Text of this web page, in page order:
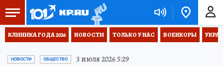
КЛИНИКА ГОДА 2026 НОВОСТИ ТОЛЬКО У НАС ВОЕНКОРЫ
НОВОСТИ ОБЩЕСТВО 3 июля 2026 5:29